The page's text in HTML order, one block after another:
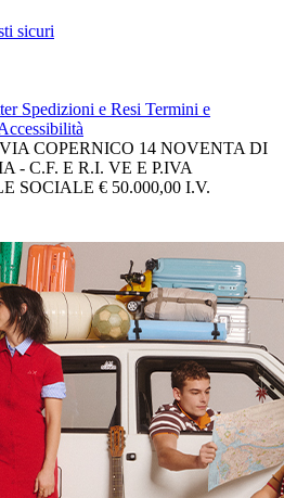
sicuri
Spedizioni e Resi Termini e
COPERNICO 14 NOVENTA DI
- C.F. E R.I. VE E P.IVA
SOCIALE € 50.000,00 I.V.